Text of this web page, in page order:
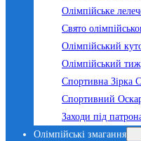
Олімпійське
Свято
Олімпійський
Олімпійський
Спортивна Зірка
Спортивний
Заходи під
Олімпійські змагання